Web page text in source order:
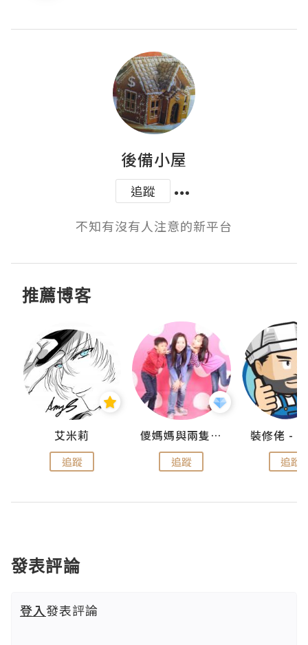
後備小屋
追蹤
不知有沒有人注意的新平台
推薦博客
艾米莉
追蹤
儍媽媽與兩隻小魔怪之家
追蹤 追蹤
發表評論
登入發表評論